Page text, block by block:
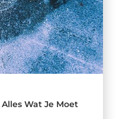
Wat Je Moet